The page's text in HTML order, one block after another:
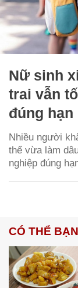
Nữ sinh
trai vẫn
đúng hạn
Nhiều người
thể vừa làm
nghiệp đúng
CÓ THỂ